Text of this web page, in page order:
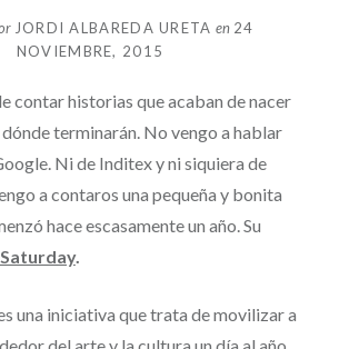
JORDI ALBAREDA URETA en 24
NOVIEMBRE, 2015
contar historias que acaban de nacer
dónde terminarán. No vengo a hablar
Ni de Inditex y ni siquiera de
a contaros una pequeña y bonita
hace escasamente un año. Su
.
una iniciativa que trata de movilizar a